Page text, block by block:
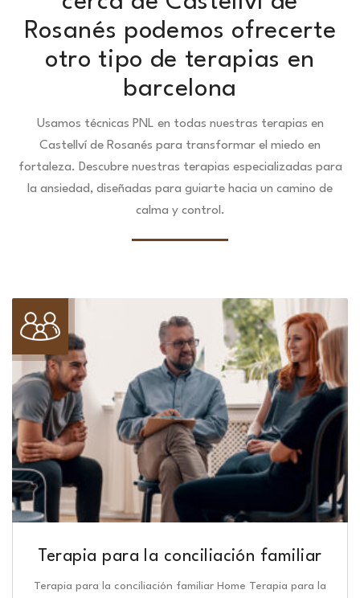
Rosanés podemos ofrecerte
otro tipo de terapias en
barcelona
Usamos técnicas PNL en todas nuestras terapias en
Castellví de Rosanés para transformar el miedo en
fortaleza. Descubre nuestras terapias especializadas para
la ansiedad, diseñadas para guiarte hacia un camino de
calma y control.
Terapia para la conciliación familiar
Terapia para la conciliación familiar Home Terapia para la